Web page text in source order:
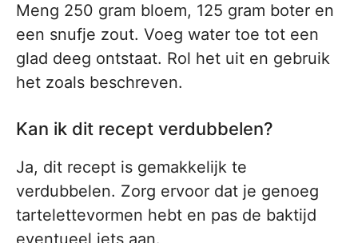
Meng 250 gram bloem, 125 gram boter en
een snufje zout. Voeg water toe tot een
glad deeg ontstaat. Rol het uit en gebruik
het zoals beschreven.
Kan ik dit recept verdubbelen?
Ja, dit recept is gemakkelijk te
verdubbelen. Zorg ervoor dat je genoeg
tartelettevormen hebt en pas de baktijd
eventueel iets aan.